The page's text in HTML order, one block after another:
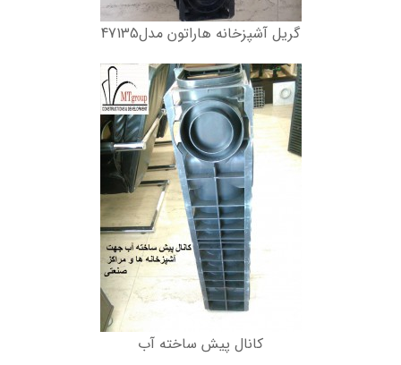
گریل آشپزخانه هاراتون مدل47135
کانال پیش ساخته آب